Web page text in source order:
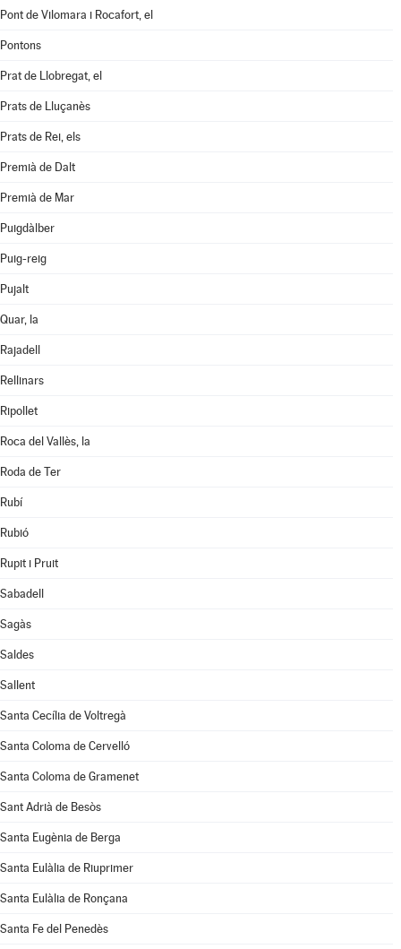
Pont de Vilomara i Rocafort, el
Pontons
Prat de Llobregat, el
Prats de Lluçanès
Prats de Rei, els
Premià de Dalt
Premià de Mar
Puigdàlber
Puig-reig
Pujalt
Quar, la
Rajadell
Rellinars
Ripollet
Roca del Vallès, la
Roda de Ter
Rubí
Rubió
Rupit i Pruit
Sabadell
Sagàs
Saldes
Sallent
Santa Cecília de Voltregà
Santa Coloma de Cervelló
Santa Coloma de Gramenet
Sant Adrià de Besòs
Santa Eugènia de Berga
Santa Eulàlia de Riuprimer
Santa Eulàlia de Ronçana
Santa Fe del Penedès